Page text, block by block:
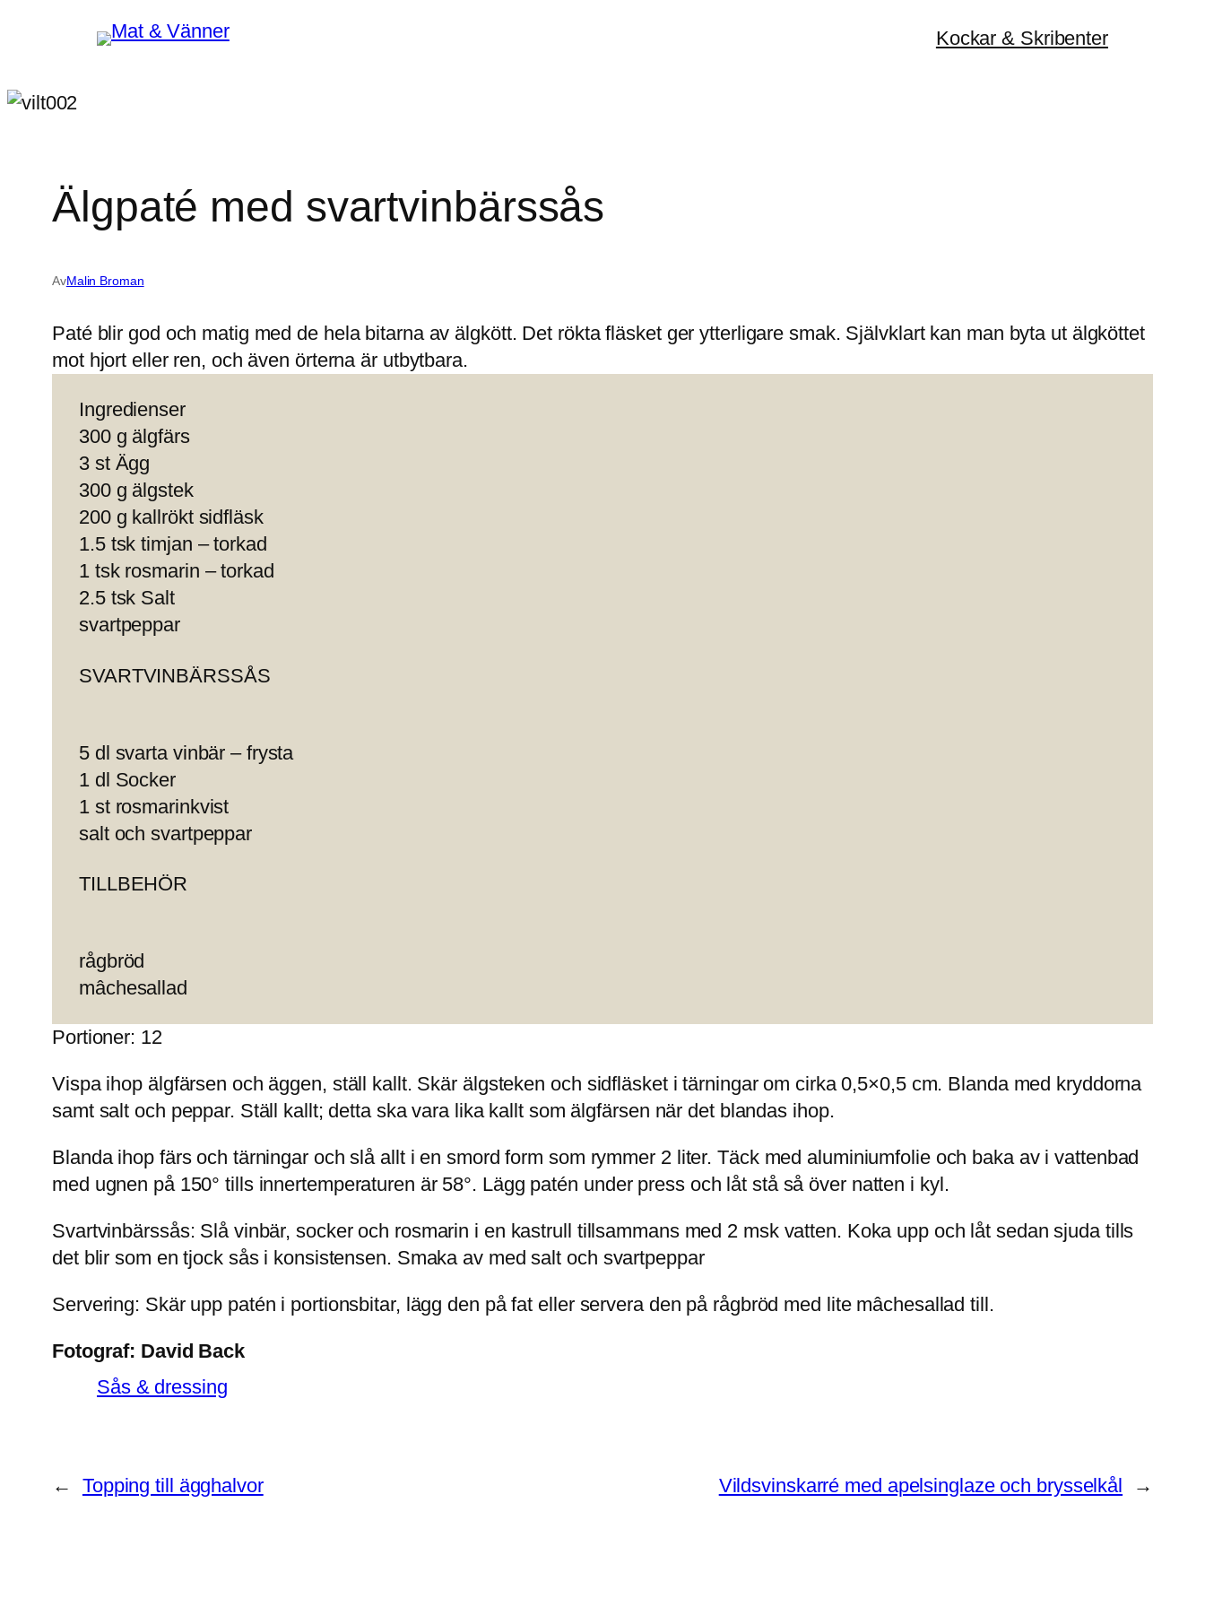
Kockar & Skribenter
Älgpaté med svartvinbärssås
AvMalin Broman
Paté blir god och matig med de hela bitarna av älgkött. Det rökta fläsket ger ytterligare smak. Självklart kan man byta ut älgköttet
mot hjort eller ren, och även örterna är utbytbara.
Ingredienser
300 g älgfärs
3 st Ägg
300 g älgstek
200 g kallrökt sidfläsk
1.5 tsk timjan – torkad
1 tsk rosmarin – torkad
2.5 tsk Salt
svartpeppar
SVARTVINBÄRSSÅS
5 dl svarta vinbär – frysta
1 dl Socker
1 st rosmarinkvist
salt och svartpeppar
TILLBEHÖR
rågbröd
mâchesallad
Portioner: 12
Vispa ihop älgfärsen och äggen, ställ kallt. Skär älgsteken och sidfläsket i tärningar om cirka 0,5×0,5 cm. Blanda med kryddorna
samt salt och peppar. Ställ kallt; detta ska vara lika kallt som älgfärsen när det blandas ihop.
Blanda ihop färs och tärningar och slå allt i en smord form som rymmer 2 liter. Täck med aluminiumfolie och baka av i vattenbad
med ugnen på 150° tills innertemperaturen är 58°. Lägg patén under press och låt stå så över natten i kyl.
Svartvinbärssås: Slå vinbär, socker och rosmarin i en kastrull tillsammans med 2 msk vatten. Koka upp och låt sedan sjuda tills
det blir som en tjock sås i konsistensen. Smaka av med salt och svartpeppar
Servering: Skär upp patén i portionsbitar, lägg den på fat eller servera den på rågbröd med lite mâchesallad till.
Fotograf: David Back
Sås & dressing
← Topping till ägghalvor Vildsvinskarré med apelsinglaze och brysselkål →